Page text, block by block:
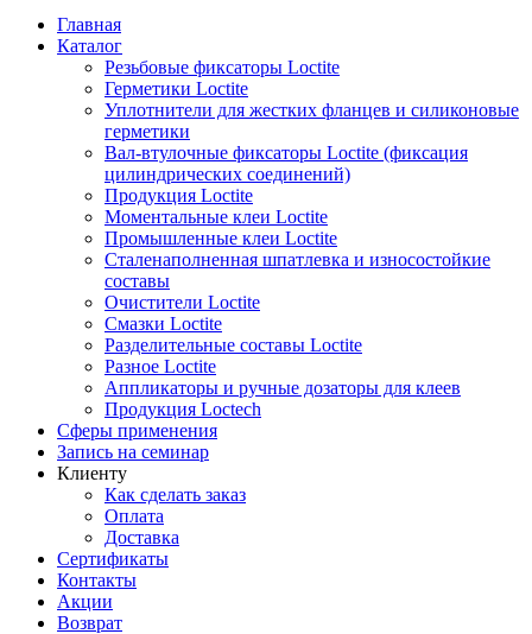
Главная
Каталог
Резьбовые фиксаторы Loctite
Герметики Loctite
Уплотнители для жестких фланцев и силиконовые
герметики
Вал-втулочные фиксаторы Loctite (фиксация
цилиндрических соединений)
Продукция Loctite
Моментальные клеи Loctite
Промышленные клеи Loctite
Сталенаполненная шпатлевка и износостойкие
составы
Очистители Loctite
Смазки Loctite
Разделительные составы Loctite
Разное Loctite
Аппликаторы и ручные дозаторы для клеев
Продукция Loctech
Сферы применения
Запись на семинар
Клиенту
Как сделать заказ
Оплата
Доставка
Сертификаты
Контакты
Акции
Возврат